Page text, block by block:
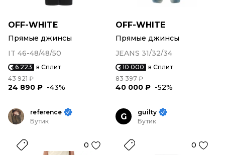
OFF-WHITE
Прямые джинсы
IT 46-48/48/50
6 223 в Сплит
43 921 ₽
24 890 ₽ -43%
OFF-WHITE
Прямые джинсы
JEANS 31/32/34
10 000 в Сплит
83 397 ₽
40 000 ₽ -52%
reference
Бутик
0
G
guilty
Бутик
0